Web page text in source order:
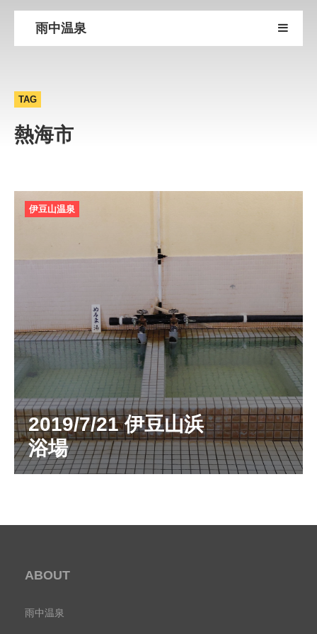
雨中温泉
TAG
熱海市
2019/7/21 伊豆山浜
浴場
伊豆山温泉
ABOUT
雨中温泉